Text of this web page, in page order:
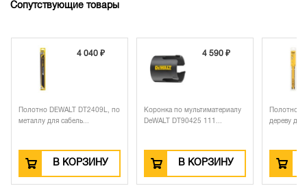
Сопутствующие товары
4 040 ₽
DT2409L, по
сабель...
В КОРЗИНУ
4 590 ₽
Коронка по мультиматериалу
DeWALT DT90425 111...
В КОРЗИНУ
3 730
-410 ₽
3 320 ₽
Полотно DEWALT DT2432,
дереву для сабельны...
В